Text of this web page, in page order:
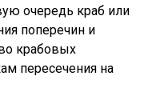
очередь краб или
поперечин и
крабовых
пересечения на